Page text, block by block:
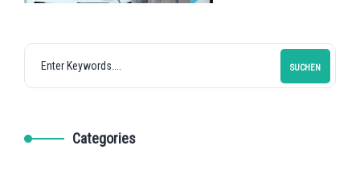
SUCHEN
Categories